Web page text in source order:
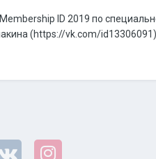
ID 2019 по
(https://vk.com/